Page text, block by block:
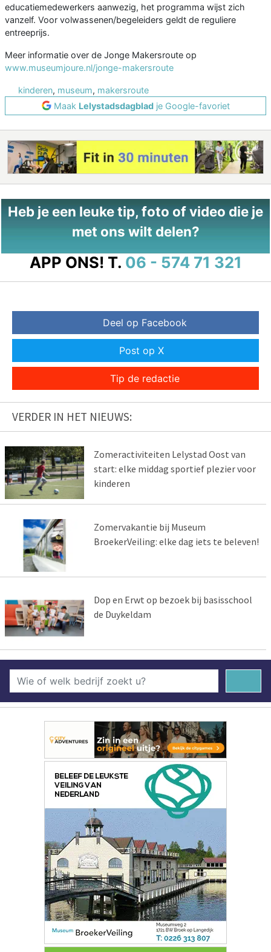
educatiemedewerkers aanwezig, het programma wijst zich
vanzelf. Voor volwassenen/begeleiders geldt de reguliere
entreeprijs.
Meer informatie over de Jonge Makersroute op
www.museumjoure.nl/jonge-makersroute
kinderen, museum, makersroute
Maak Lelystadsdagbladje Google-favoriet
Heb je een leuke tip, foto of video die je
met ons wilt delen?
APP ONS! T. 06 - 574 71 321
Deel op Facebook
Post op X
Tip de redactie
VERDER IN HET NIEUWS:
Zomeractiviteiten Lelystad Oost van
start: elke middag sportief plezier voor
kinderen
Zomervakantie bij Museum
BroekerVeiling: elke dag iets te beleven!
Dop en Erwt op bezoek bij basisschool
de Duykeldam